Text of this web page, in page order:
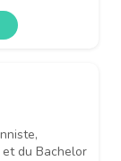
du Bachelor